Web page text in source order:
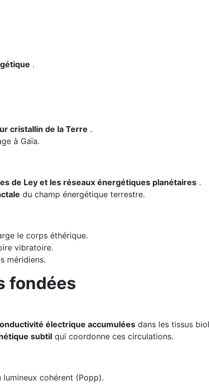
.
cristallin de la Terre .
à Gaïa.
de Ley et les réseaux énergétiques planétaires .
du champ énergétique terrestre.
le corps éthérique.
vibratoire.
méridiens.
fondées
électrique accumulées dans les tissus
subtil qui coordonne ces circulations.
cohérent (Popp).